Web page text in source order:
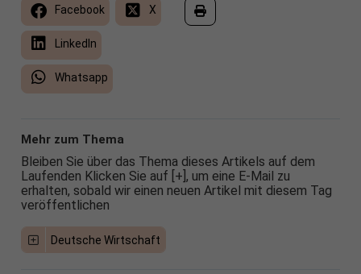
Facebook X
LinkedIn
Whatsapp
Mehr zum Thema
Bleiben Sie über das Thema dieses Artikels auf dem
Laufenden Klicken Sie auf [+], um eine E-Mail zu
erhalten, sobald wir einen neuen Artikel mit diesem Tag
veröffentlichen
Deutsche Wirtschaft